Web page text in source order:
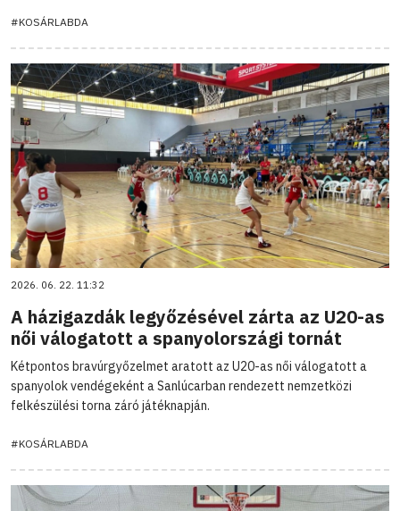
#KOSÁRLABDA
2026. 06. 22. 11:32
A házigazdák legyőzésével zárta az U20-as
női válogatott a spanyolországi tornát
Kétpontos bravúrgyőzelmet aratott az U20-as női válogatott a
spanyolok vendégeként a Sanlúcarban rendezett nemzetközi
felkészülési torna záró játéknapján.
#KOSÁRLABDA